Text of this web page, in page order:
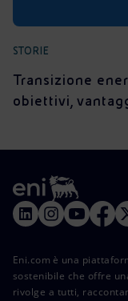
STORIE
Transizione
obiettivi,
Eni.com è una
sostenibile che offre
rivolge a tutti,